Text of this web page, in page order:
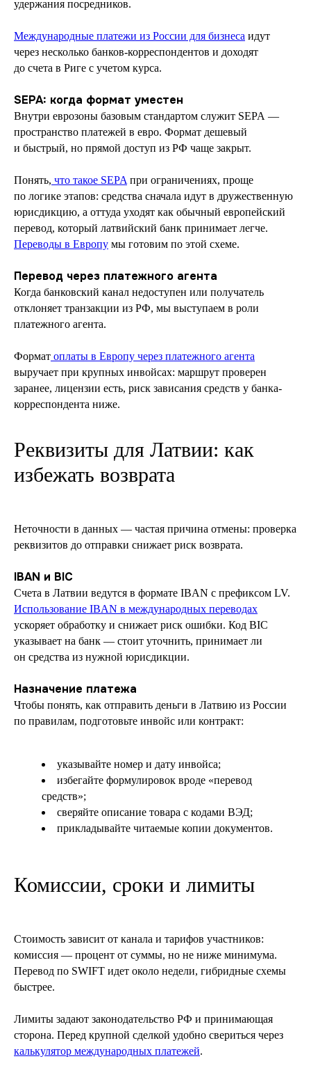
удержания посредников.
Международные платежи из России для бизнеса идут
через несколько банков-корреспондентов и доходят
до счета в Риге с учетом курса.
SEPA: когда формат уместен
Внутри еврозоны базовым стандартом служит SEPA —
пространство платежей в евро. Формат дешевый
и быстрый, но прямой доступ из РФ чаще закрыт.
Понять, что такое SEPA при ограничениях, проще
по логике этапов: средства сначала идут в дружественную
юрисдикцию, а оттуда уходят как обычный европейский
перевод, который латвийский банк принимает легче.
Переводы в Европу мы готовим по этой схеме.
Перевод через платежного агента
Когда банковский канал недоступен или получатель
отклоняет транзакции из РФ, мы выступаем в роли
платежного агента.
Формат оплаты в Европу через платежного агента
выручает при крупных инвойсах: маршрут проверен
заранее, лицензии есть, риск зависания средств у банка-
корреспондента ниже.
Реквизиты для Латвии: как
избежать возврата
Неточности в данных — частая причина отмены: проверка
реквизитов до отправки снижает риск возврата.
IBAN и BIC
Счета в Латвии ведутся в формате IBAN с префиксом LV.
Использование IBAN в международных переводах
ускоряет обработку и снижает риск ошибки. Код BIC
указывает на банк — стоит уточнить, принимает ли
он средства из нужной юрисдикции.
Назначение платежа
Чтобы понять, как отправить деньги в Латвию из России
по правилам, подготовьте инвойс или контракт:
указывайте номер и дату инвойса;
избегайте формулировок вроде «перевод
средств»;
сверяйте описание товара с кодами ВЭД;
прикладывайте читаемые копии документов.
Комиссии, сроки и лимиты
Стоимость зависит от канала и тарифов участников:
комиссия — процент от суммы, но не ниже минимума.
Перевод по SWIFT идет около недели, гибридные схемы
быстрее.
Лимиты задают законодательство РФ и принимающая
сторона. Перед крупной сделкой удобно свериться через
калькулятор международных платежей.